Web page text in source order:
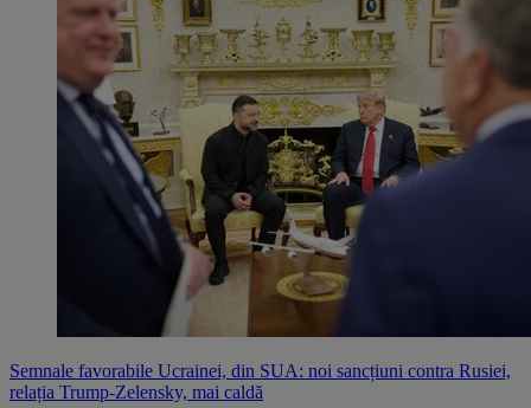
Semnale favorabile Ucrainei, din SUA: noi sancțiuni contra Rusiei,
relația Trump-Zelensky, mai caldă